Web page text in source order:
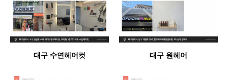
대구 수연헤어컷 대구 원헤어